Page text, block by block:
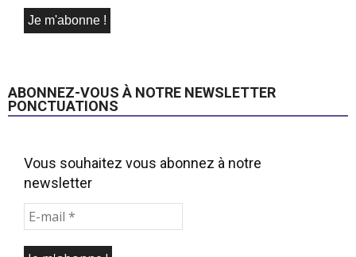
ABONNEZ-VOUS À NOTRE NEWSLETTER
PONCTUATIONS
Vous souhaitez vous abonnez à notre
newsletter